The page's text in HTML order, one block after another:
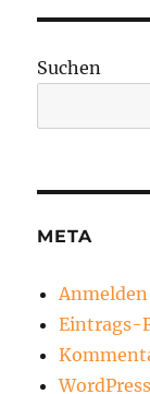
Suchen
META
Anmelden
Eintrags-